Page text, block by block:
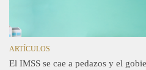
ARTÍCULOS
El IMSS se cae a pedazos y el